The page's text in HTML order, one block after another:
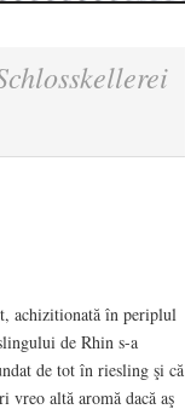
achizitionată în periplul
de Rhin s-a
de tot în riesling şi că
altă aromă dacă aş